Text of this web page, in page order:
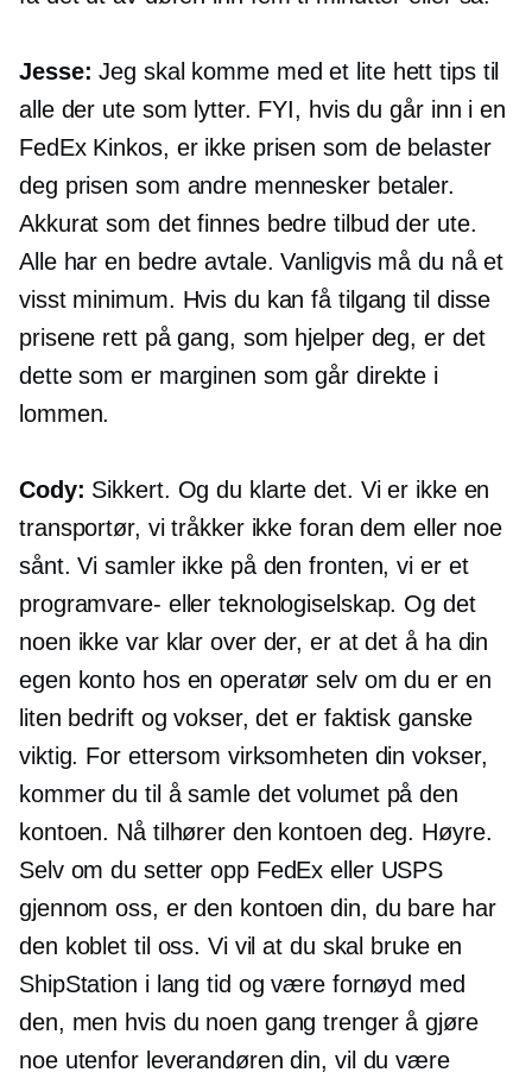
Jesse: Jeg skal komme med et lite hett tips til
alle der ute som lytter. FYI, hvis du går inn i en
FedEx Kinkos, er ikke prisen som de belaster
deg prisen som andre mennesker betaler.
Akkurat som det finnes bedre tilbud der ute.
Alle har en bedre avtale. Vanligvis må du nå et
visst minimum. Hvis du kan få tilgang til disse
prisene rett på gang, som hjelper deg, er det
dette som er marginen som går direkte i
lommen.
Cody: Sikkert. Og du klarte det. Vi er ikke en
transportør, vi tråkker ikke foran dem eller noe
sånt. Vi samler ikke på den fronten, vi er et
programvare- eller teknologiselskap. Og det
noen ikke var klar over der, er at det å ha din
egen konto hos en operatør selv om du er en
liten bedrift og vokser, det er faktisk ganske
viktig. For ettersom virksomheten din vokser,
kommer du til å samle det volumet på den
kontoen. Nå tilhører den kontoen deg. Høyre.
Selv om du setter opp FedEx eller USPS
gjennom oss, er den kontoen din, du bare har
den koblet til oss. Vi vil at du skal bruke en
ShipStation i lang tid og være fornøyd med
den, men hvis du noen gang trenger å gjøre
noe utenfor leverandøren din, vil du være